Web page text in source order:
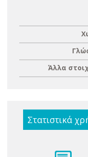
Άλλα
Στατιστικά